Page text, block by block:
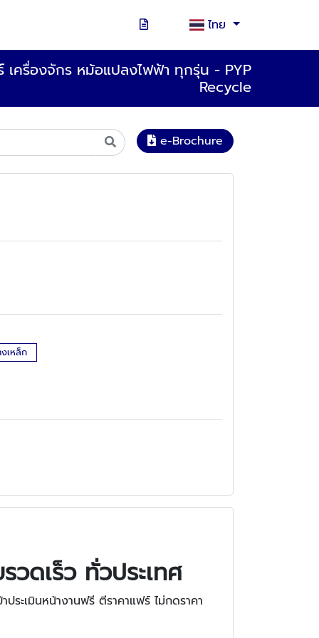
ไทย
เครื่องจักร หม้อแปลงไฟฟ้า ทุกรุ่น - PYP
Recycle
e-Brochure
เหล็ก
วดเร็ว ทั่วประเทศ
ประเมินหน้างานฟรี ตีราคาแฟร์ ไม่กดราคา